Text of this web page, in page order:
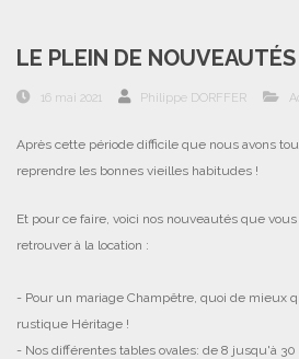
LE PLEIN DE
16 mai 2021 Philippe DORFFER
Après cette période difficile que nous avons
reprendre les bonnes vieilles habitudes !
Et pour ce faire, voici nos nouveautés que
retrouver à la location :
- Pour un mariage Champêtre, quoi de mieux
rustique Héritage !
- Nos différentes tables ovales: de 8 jusqu'à